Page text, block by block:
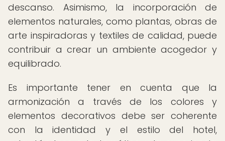
descanso. Asimismo, la incorporación de
elementos naturales, como plantas, obras de
arte inspiradoras y textiles de calidad, puede
contribuir a crear un ambiente acogedor y
equilibrado.
Es importante tener en cuenta que la
armonización a través de los colores y
elementos decorativos debe ser coherente
con la identidad y el estilo del hotel,